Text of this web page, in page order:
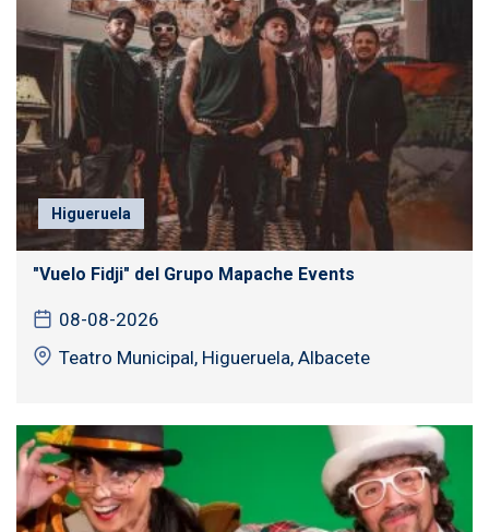
Higueruela
"Vuelo Fidji" del Grupo Mapache Events
08-08-2026
Teatro Municipal, Higueruela, Albacete